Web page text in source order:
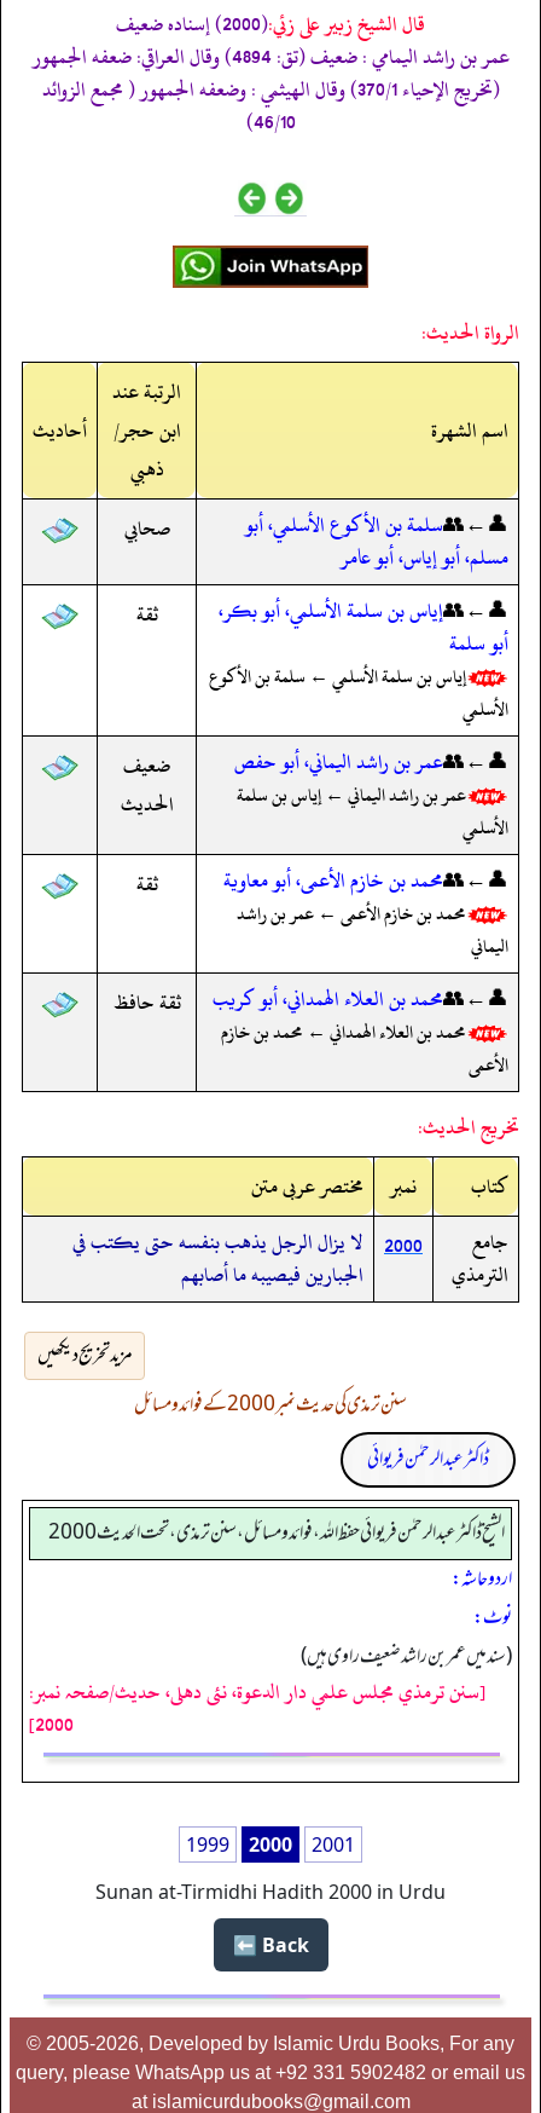
قال الشيخ زبير على زئي:(2000) إسناده ضعيف
عمر بن راشد اليمامي : ضعيف (تق: 4894) وقال العراقي: ضعفه الجمھور
(تخريج الإحياء 370/1) وقال الھيثمي : وضعفه الجمھور ( مجمع الزوائد
46/10)
الرواة الحديث:
اسم الشهرة
الرتبة عند
ابن حجر/
ذهبي
أحاديث
👤←👥سلمة بن الأكوع الأسلمي، أبو
مسلم، أبو إياس، أبو عامر
صحابي
👤←👥إياس بن سلمة الأسلمي، أبو بكر،
أبو سلمة
إياس بن سلمة الأسلمي ← سلمة بن الأكوع
الأسلمي
ثقة
👤←👥عمر بن راشد اليماني، أبو حفص
عمر بن راشد اليماني ← إياس بن سلمة
الأسلمي
ضعيف
الحديث
👤←👥محمد بن خازم الأعمى، أبو معاوية
محمد بن خازم الأعمى ← عمر بن راشد
اليماني
ثقة
👤←👥محمد بن العلاء الهمداني، أبو كريب
محمد بن العلاء الهمداني ← محمد بن خازم
الأعمى
ثقة حافظ
تخريج الحديث:
کتاب
نمبر
مختصر عربی متن
جامع
الترمذي
2000 لا يزال الرجل يذهب بنفسه حتى يكتب في
الجبارين فيصيبه ما أصابهم
مزید تخریج دیکھیں
سنن ترمذی کی حدیث نمبر 2000 کے فوائد و مسائل
ڈاکٹر عبدالرحمٰن فریوائی
الشیخ ڈاکٹر عبد الرحمٰن فریوائی حفظ اللہ، فوائد و مسائل، سنن ترمذی، تحت الحديث 2000
اردو حاشہ:
نوٹ:
(سند میں عمر بن راشد ضعیف راوی ہیں)
[سنن ترمذي مجلس علمي دار الدعوة، نئى دهلى، حدیث/صفحہ نمبر:
2000]
1999 2000
2001
Sunan at-Tirmidhi Hadith 2000 in Urdu
Back ⬅️
© 2005-2026, Developed by Islamic Urdu Books, For any
query, please WhatsApp us at +92 331 5902482 or email us
at islamicurdubooks@gmail.com